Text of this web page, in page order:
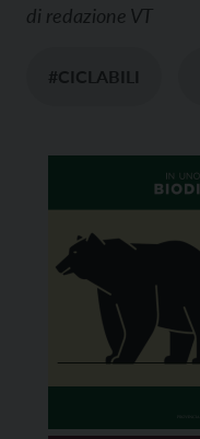
di redazione VT
#CICLABILI